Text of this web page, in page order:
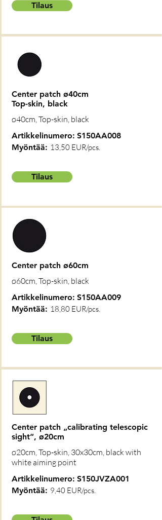
Tilaus
Center patch ø40cm
Top-skin, black
ø40cm, Top-skin, black
Artikkelinumero: S150AA008
Myöntää: 13,50 EUR/pcs.
Tilaus
Center patch ø60cm
ø60cm, Top-skin, black
Artikkelinumero: S150AA009
Myöntää: 18,80 EUR/pcs.
Tilaus
Center patch „calibrating telescopic
sight“, ø20cm
ø20cm, Top-skin, 30x30cm, black with
white aiming point
Artikkelinumero: S150JVZA001
Myöntää: 9,40 EUR/pcs.